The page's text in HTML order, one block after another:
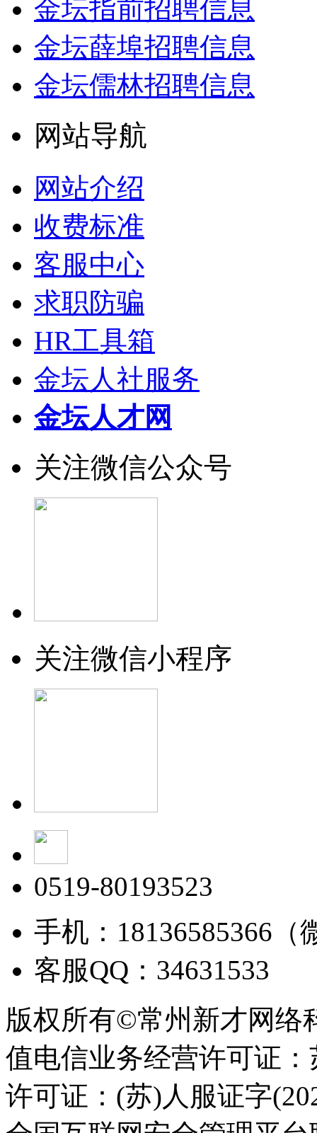
金坛指前招聘信息
金坛薛埠招聘信息
金坛儒林招聘信息
网站导航
网站介绍
收费标准
客服中心
求职防骗
HR工具箱
金坛人社服务
金坛人才网
关注微信公众号
关注微信小程序
0519-80193523
手机：18136585366（
客服QQ：34631533
版权所有©常州新才网络
值电信业务经营许可证
许可证：(苏)人服证字